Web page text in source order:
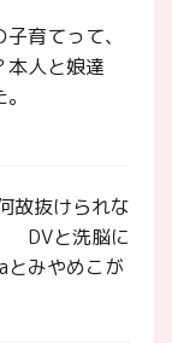
育てって、
本人と娘達
故抜けられな
DVと洗脳に
とみやめこが